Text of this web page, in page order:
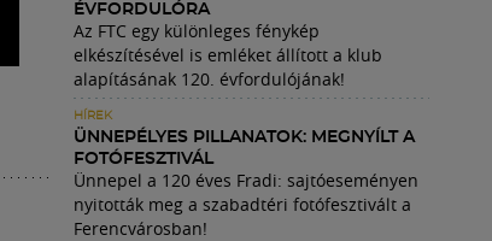
ÉVFORDULÓRA
Az FTC egy különleges fénykép
elkészítésével is emléket állított a klub
alapításának 120. évfordulójának!
HÍREK
ÜNNEPÉLYES PILLANATOK: MEGNYÍLT A
FOTÓFESZTIVÁL
Ünnepel a 120 éves Fradi: sajtóeseményen
nyitották meg a szabadtéri fotófesztivált a
Ferencvárosban!